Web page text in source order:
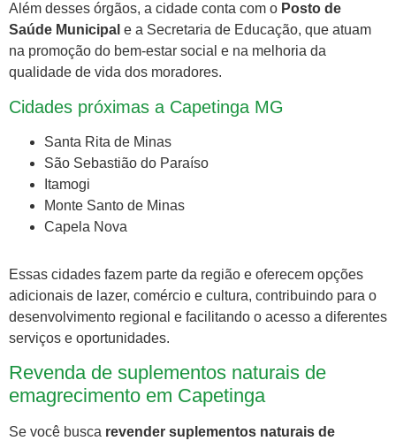
Além desses órgãos, a cidade conta com o Posto de
Saúde Municipal e a Secretaria de Educação, que atuam
na promoção do bem-estar social e na melhoria da
qualidade de vida dos moradores.
Cidades próximas a Capetinga MG
Santa Rita de Minas
São Sebastião do Paraíso
Itamogi
Monte Santo de Minas
Capela Nova
Essas cidades fazem parte da região e oferecem opções
adicionais de lazer, comércio e cultura, contribuindo para o
desenvolvimento regional e facilitando o acesso a diferentes
serviços e oportunidades.
Revenda de suplementos naturais de
emagrecimento em Capetinga
Se você busca revender suplementos naturais de